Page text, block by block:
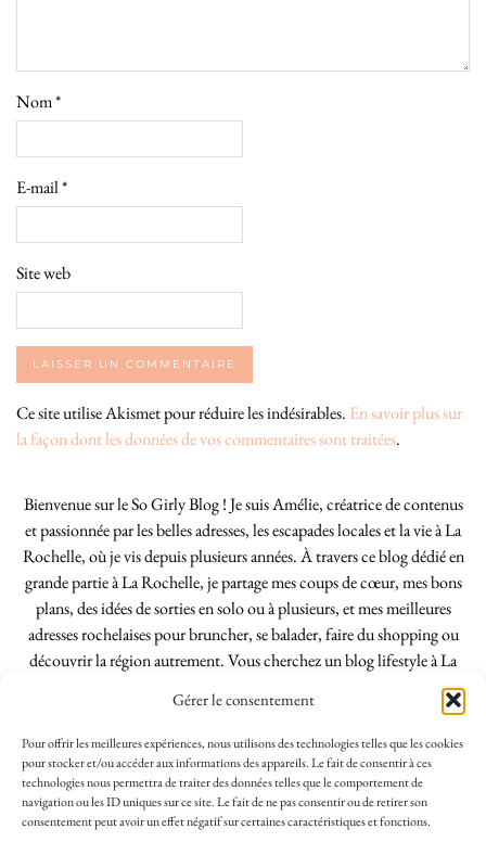
Gérer le consentement
Pour offrir les meilleures expériences, nous utilisons des technologies telles que les cookies
pour stocker et/ou accéder aux informations des appareils. Le fait de consentir à ces
technologies nous permettra de traiter des données telles que le comportement de
navigation ou les ID uniques sur ce site. Le fait de ne pas consentir ou de retirer son
consentement peut avoir un effet négatif sur certaines caractéristiques et fonctions.
Nom*
E-mail*
Site web
Ce site utilise Akismet pour réduire les indésirables. En savoir plus sur
la façon dont les données de vos commentaires sont traitées.
Bienvenue sur le So Girly Blog ! Je suis Amélie, créatrice de contenus
et passionnée par les belles adresses, les escapades locales et la vie à La
Rochelle, où je vis depuis plusieurs années. À travers ce blog dédié en
grande partie à La Rochelle, je partage mes coups de cœur, mes bons
plans, des idées de sorties en solo ou à plusieurs, et mes meilleures
adresses rochelaises pour bruncher, se balader, faire du shopping ou
découvrir la région autrement. Vous cherchez un blog lifestyle à La
Rochelle, tenu par une locale ? Vous êtes au bon endroit. Que vous
soyez Rochelais·e ou de passage dans notre belle ville, j’espère que mes
articles vous aideront à profiter de La Rochelle comme un·e vrai·e
initié·e. !